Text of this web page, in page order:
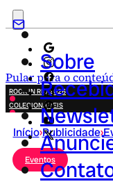
Pular para o
Sobre
ROCK IN RIO 2026
COLECIONÁVEIS
FESTA JUNINA
NOVIDADES
CAMPANHAS CRIATIVAS
Início›Publicidade›
Eventos